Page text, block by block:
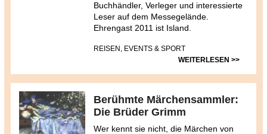
Buchhändler, Verleger und interessierte
Leser auf dem Messegelände.
Ehrengast 2011 ist Island.
REISEN, EVENTS & SPORT
WEITERLESEN >>
Berühmte Märchensammler:
Die Brüder Grimm
Wer kennt sie nicht, die Märchen von